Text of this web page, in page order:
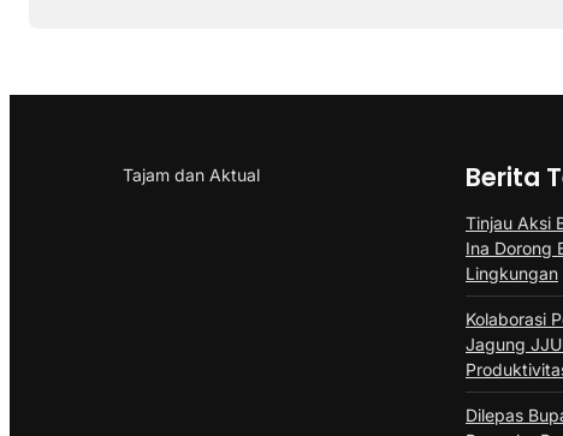
Tajam dan Aktual Berita
Tinjau Aksi
Ina Dorong
Lingkungan
Kolaborasi
Jagung
Dilepas